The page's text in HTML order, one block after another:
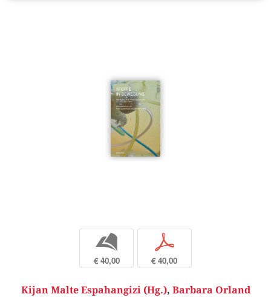
b
€ 40,00
p
€ 40,00
Kijan Malte Espahangizi (Hg.), Barbara Orland